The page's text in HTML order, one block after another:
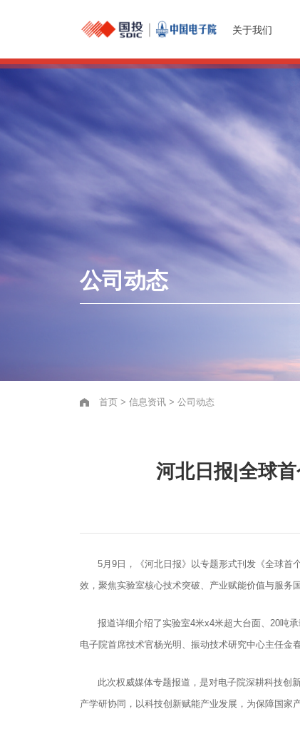
关于我们
公司动态
首页> 信息资讯> 公司动态
河北日报|全球
5月9日，《河北日报》以专题形式刊发《全球首
效，聚焦实验室核心技术突破、产业赋能价值与服务
报道详细介绍了实验室4米x4米超大台面、20吨
电子院首席技术官杨光明、振动技术研究中心主任金
此次权威媒体专题报道，是对电子院深耕科技创
产学研协同，以科技创新赋能产业发展，为保障国家